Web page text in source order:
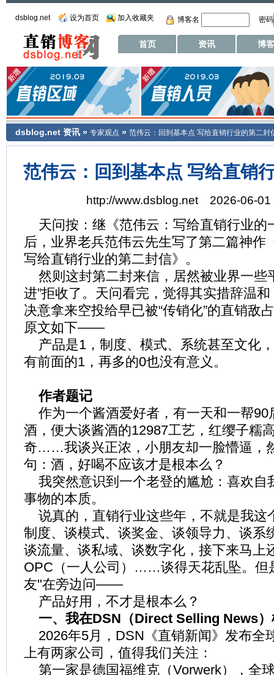
dsblog.net 设为首页 加入收藏夹 博客名 密码
首页 资讯 博客
dsblog.net 资讯 » 专家观点 » 范伟云：回到基本点 写给直销行业的第二封
范伟云：回到基本点 写给直销
http://www.dsblog.net 2026-06-01
天问按：继《范伟云：写给直销行业的
后，业界老兵范伟云先生写了第二篇神
写给直销行业的第二封信》。
然则这封第二封来信，居然被业界一些
进”拒收了。天问看完，觉得其实措辞温
决意拿来空投给早已被“传销化”的直销敌
原文如下——
产品是1，制度、模式、系统甚至文化
有前面的1，再多的0也没有意义。
作者题记
作为一个酱酒爱好者，有一天和一帮90
酒，便大谈酱酒的12987工艺，红缨子糯
奇……我谈兴正浓，小朋友却一脸懵逼，
句：酒，好喝不应该才是根本么？
我突然意识到一个老登的尴尬：喜欢自
事物的本质。
说真的，直销行业这些年，不就是我这
制度、谈模式、谈奖金、谈领导力、谈系
谈流量、谈私域、谈数字化，接下来马上
OPC（一人公司）……谈得天花乱坠。但
友"在旁边问——
产品好用，不才是根本么？
一、我在DSN（Direct Selling News
2026年5月，DSN《直销新闻》发布全
上有两家公司，值得我们关注：
第一家是德国福维克（Vorwerk），全